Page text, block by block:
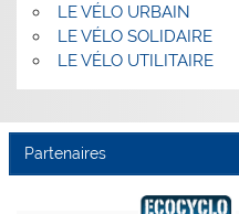
LE VÉLO URBAIN
LE VÉLO SOLIDAIRE
LE VÉLO UTILITAIRE
Partenaires